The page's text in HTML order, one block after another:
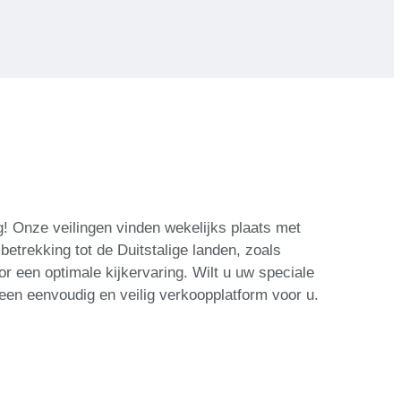
Onze veilingen vinden wekelijks plaats met
tot de Duitstalige landen, zoals
een optimale kijkervaring. Wilt u uw speciale
eenvoudig en veilig verkoopplatform voor u.